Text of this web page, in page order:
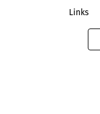
Links